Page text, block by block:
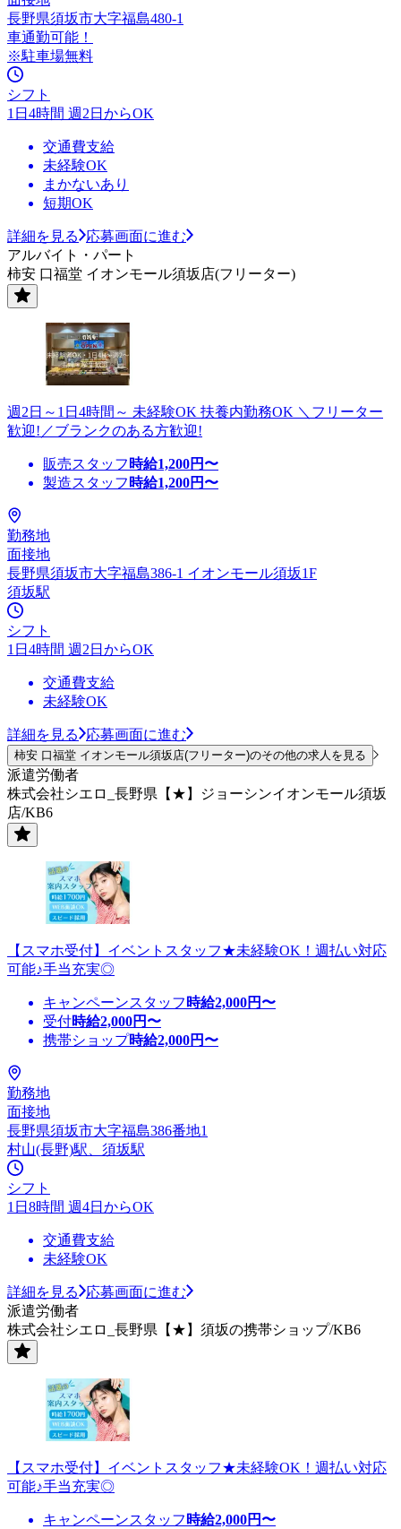
長野県須坂市大字福島480-1
車通勤可能！
※駐車場無料
シフト
1日4時間 週2日からOK
交通費支給
未経験OK
まかないあり
短期OK
詳細を見る
応募画面に進む
アルバイト・パート
柿安 口福堂 イオンモール須坂店(フリーター)
週2日～1日4時間～ 未経験OK 扶養内勤務OK ＼フリーター
歓迎!／ブランクのある方歓迎!
販売スタッフ 時給1,200円〜
製造スタッフ 時給1,200円〜
勤務地
面接地
長野県須坂市大字福島386‐1 イオンモール須坂1F
須坂駅
シフト
1日4時間 週2日からOK
交通費支給
未経験OK
詳細を見る 応募画面に進む
柿安 口福堂 イオンモール須坂店(フリーター)のその他の求人を見る
派遣労働者
株式会社シエロ_長野県【★】ジョーシンイオンモール須坂
店/KB6
【スマホ受付】イベントスタッフ★未経験OK！週払い対応
可能♪手当充実◎
キャンペーンスタッフ 時給2,000円〜
受付時給2,000円〜
携帯ショップ時給2,000円〜
勤務地
面接地
長野県須坂市大字福島386番地1
村山(長野)駅、須坂駅
シフト
1日8時間 週4日からOK
交通費支給
未経験OK
詳細を見る
応募画面に進む
派遣労働者
株式会社シエロ_長野県【★】須坂の携帯ショップ/KB6
【スマホ受付】イベントスタッフ★未経験OK！週払い対応
可能♪手当充実◎
キャンペーンスタッフ 時給2,000円〜